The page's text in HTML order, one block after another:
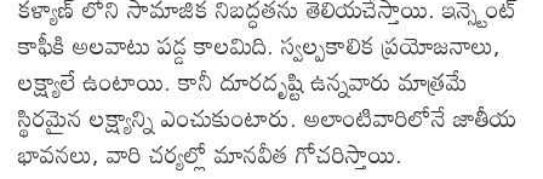
కాఫీకి అలవాటు పడ్డ కాలమిది. స్వల్పకాలిక ప్రయోజనాలు,
లక్ష్యాలే ఉంటాయి. కానీ దూరదృష్టి ఉన్నవారు మాత్రమే
స్థిరమైన లక్ష్యాన్ని ఎంచుకుంటారు. అలాంటివారిలోనే జాతీయ
భావనలు, వారి చర్యల్లో మానవీత గోచరిస్తాయి.